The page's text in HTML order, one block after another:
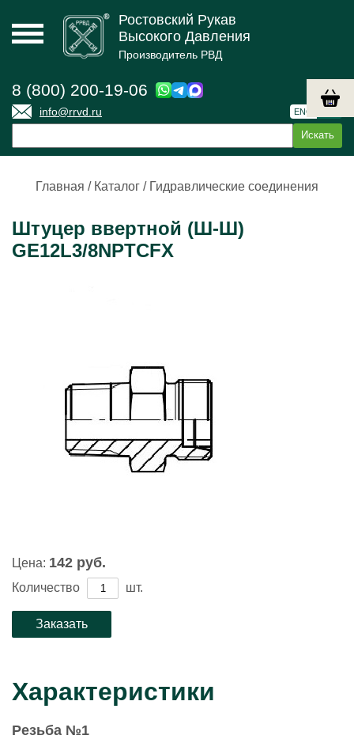
Ростовский Рукав
Высокого Давления
Производитель РВД
8 (800) 200-19-06
info@rrvd.ru ENG
Главная / Каталог / Гидравлические соединения
Штуцер ввертной (Ш-Ш)
GE12L3/8NPTCFX
Цена: 142 руб.
Количество шт.
Характеристики
Резьба №1